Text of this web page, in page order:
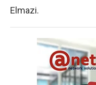
Elmazi.